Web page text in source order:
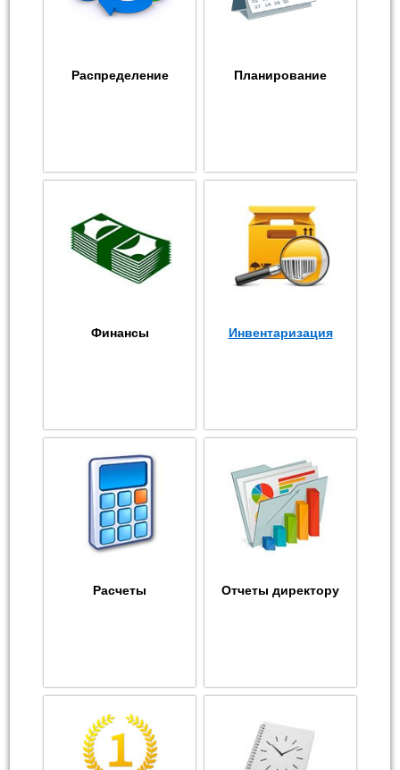
Распределение Планирование
Финансы Инвентаризация
Расчеты Отчеты директору